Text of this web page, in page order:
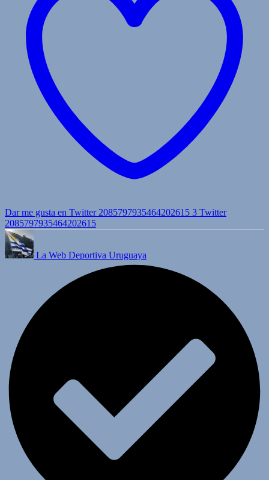
Dar me gusta en Twitter 2085797935464202615 3 Twitter
2085797935464202615
La Web Deportiva Uruguaya